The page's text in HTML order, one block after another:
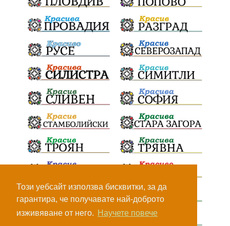
Този уебсайт използва бисквитки, за да
гарантира, че получавате най-доброто
изживяване от него. Научете повече